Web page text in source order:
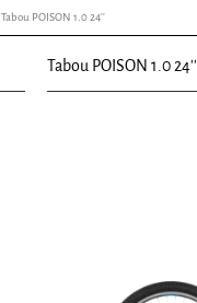
Tabou POISON 1.0 24''
Tabou POISON 1.0 24''